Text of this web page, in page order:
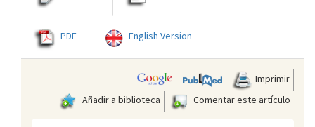
PDF English Version
Imprimir
Añadir a biblioteca
Comentar este artículo